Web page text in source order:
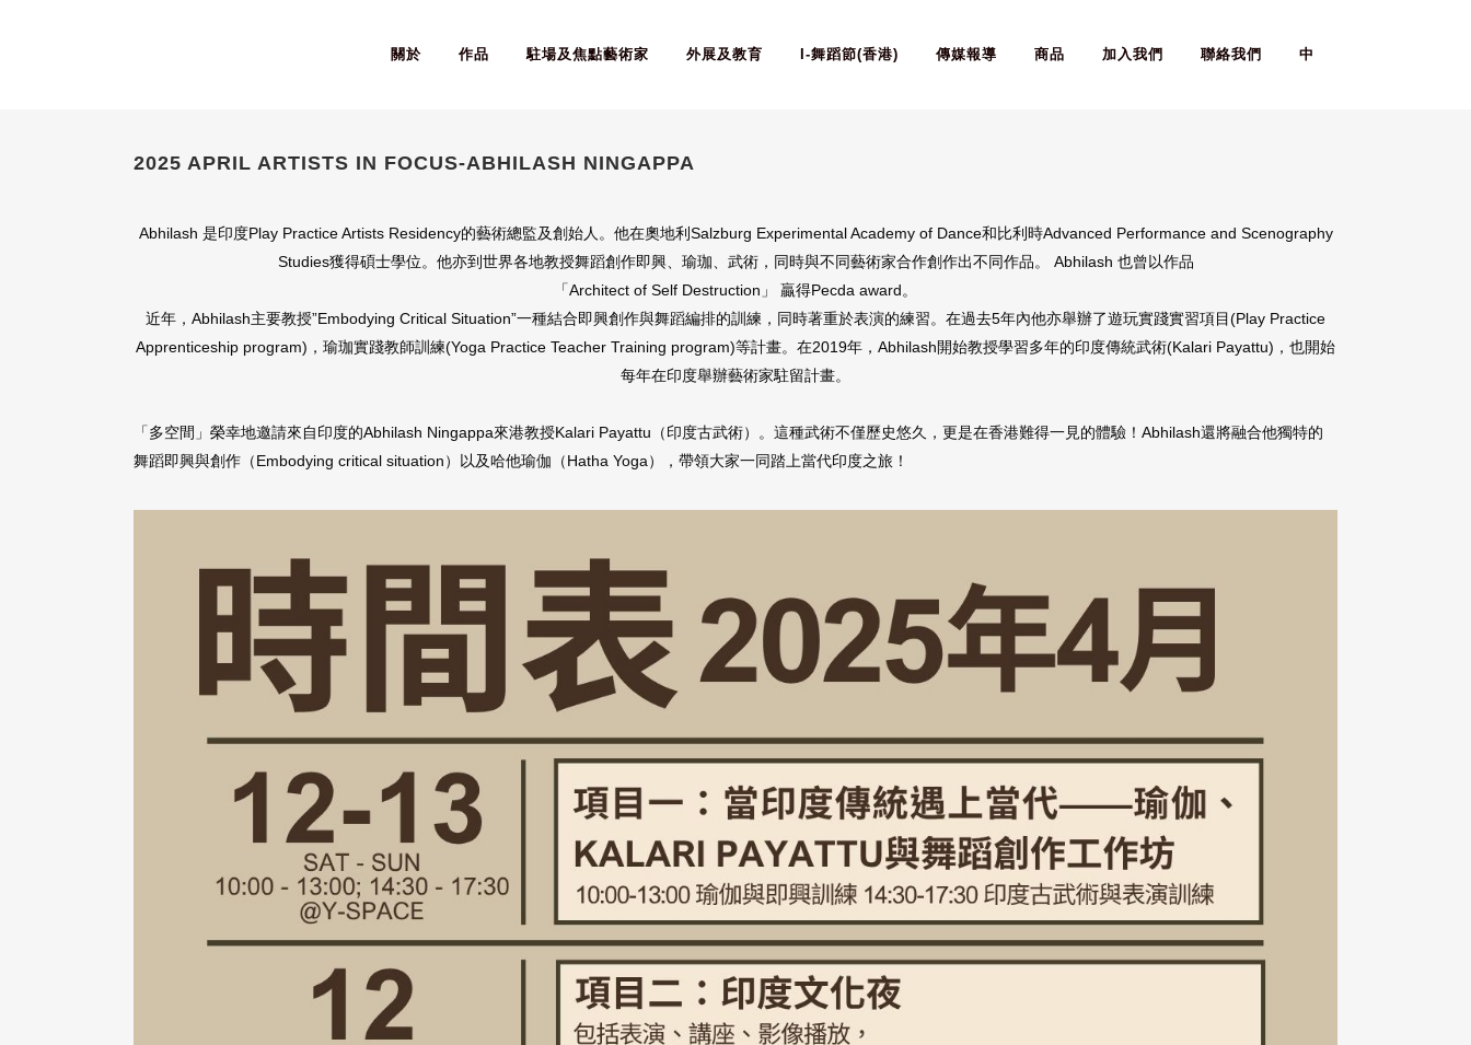
關於 作品 駐場及焦點藝術家 外展及教育 I-舞蹈節(香港) 傳媒報導 商品 加入我們 聯絡我們 中
2025 APRIL ARTISTS IN FOCUS-ABHILASH NINGAPPA
Abhilash 是印度Play Practice Artists Residency的藝術總監及創始人。他在奧地利Salzburg Experimental Academy of Dance和比利時Advanced Performance and Scenography
Studies獲得碩士學位。他亦到世界各地教授舞蹈創作即興、瑜珈、武術，同時與不同藝術家合作創作出不同作品。 Abhilash 也曾以作品
「Architect of Self Destruction」 贏得Pecda award。
近年，Abhilash主要教授”Embodying Critical Situation”一種結合即興創作與舞蹈編排的訓練，同時著重於表演的練習。在過去5年內他亦舉辦了遊玩實踐實習項目(Play Practice
Apprenticeship program)，瑜珈實踐教師訓練(Yoga Practice Teacher Training program)等計畫。在2019年，Abhilash開始教授學習多年的印度傳統武術(Kalari Payattu)，也開始
每年在印度舉辦藝術家駐留計畫。
「多空間」榮幸地邀請來自印度的Abhilash Ningappa來港教授Kalari Payattu（印度古武術）。這種武術不僅歷史悠久，更是在香港難得一見的體驗！Abhilash還將融合他獨特的
舞蹈即興與創作（Embodying critical situation）以及哈他瑜伽（Hatha Yoga），帶領大家一同踏上當代印度之旅！